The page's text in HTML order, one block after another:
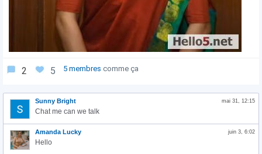
2 5 5 membres comme ça
mai 31, 12:15
Sunny Bright
Chat me can we talk
juin 3, 6:02
Amanda Lucky
Hello